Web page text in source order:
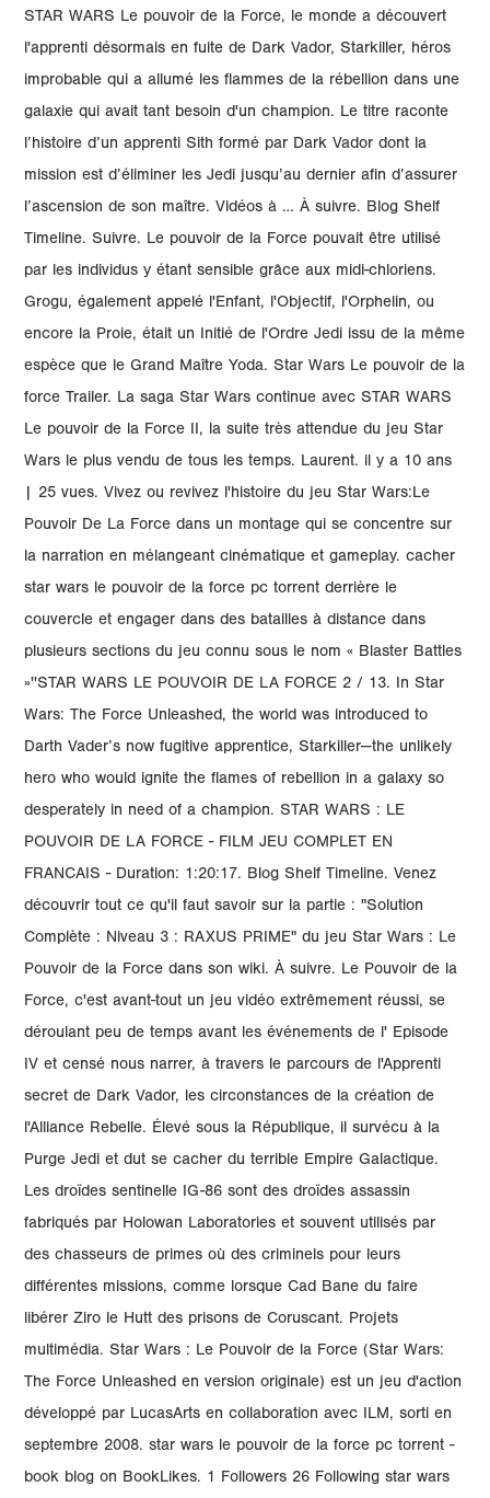
STAR WARS Le pouvoir de la Force, le monde a découvert
l'apprenti désormais en fuite de Dark Vador, Starkiller, héros
improbable qui a allumé les flammes de la rébellion dans une
galaxie qui avait tant besoin d'un champion. Le titre raconte
l’histoire d’un apprenti Sith formé par Dark Vador dont la
mission est d’éliminer les Jedi jusqu’au dernier afin d’assurer
l’ascension de son maître. Vidéos à … À suivre. Blog Shelf
Timeline. Suivre. Le pouvoir de la Force pouvait être utilisé
par les individus y étant sensible grâce aux midi-chloriens.
Grogu, également appelé l'Enfant, l'Objectif, l'Orphelin, ou
encore la Proie, était un Initié de l'Ordre Jedi issu de la même
espèce que le Grand Maître Yoda. Star Wars Le pouvoir de la
force Trailer. La saga Star Wars continue avec STAR WARS
Le pouvoir de la Force II, la suite très attendue du jeu Star
Wars le plus vendu de tous les temps. Laurent. il y a 10 ans
| 25 vues. Vivez ou revivez l'histoire du jeu Star Wars:Le
Pouvoir De La Force dans un montage qui se concentre sur
la narration en mélangeant cinématique et gameplay. cacher
star wars le pouvoir de la force pc torrent derrière le
couvercle et engager dans des batailles à distance dans
plusieurs sections du jeu connu sous le nom « Blaster Battles
»''STAR WARS LE POUVOIR DE LA FORCE 2 / 13. In Star
Wars: The Force Unleashed, the world was introduced to
Darth Vader’s now fugitive apprentice, Starkiller—the unlikely
hero who would ignite the flames of rebellion in a galaxy so
desperately in need of a champion. STAR WARS : LE
POUVOIR DE LA FORCE - FILM JEU COMPLET EN
FRANCAIS - Duration: 1:20:17. Blog Shelf Timeline. Venez
découvrir tout ce qu'il faut savoir sur la partie : "Solution
Complète : Niveau 3 : RAXUS PRIME" du jeu Star Wars : Le
Pouvoir de la Force dans son wiki. À suivre. Le Pouvoir de la
Force, c'est avant-tout un jeu vidéo extrêmement réussi, se
déroulant peu de temps avant les événements de l' Episode
IV et censé nous narrer, à travers le parcours de l'Apprenti
secret de Dark Vador, les circonstances de la création de
l'Alliance Rebelle. Élevé sous la République, il survécu à la
Purge Jedi et dut se cacher du terrible Empire Galactique.
Les droïdes sentinelle IG-86 sont des droïdes assassin
fabriqués par Holowan Laboratories et souvent utilisés par
des chasseurs de primes où des criminels pour leurs
différentes missions, comme lorsque Cad Bane du faire
libérer Ziro le Hutt des prisons de Coruscant. Projets
multimédia. Star Wars : Le Pouvoir de la Force (Star Wars:
The Force Unleashed en version originale) est un jeu d'action
développé par LucasArts en collaboration avec ILM, sorti en
septembre 2008. star wars le pouvoir de la force pc torrent -
book blog on BookLikes. 1 Followers 26 Following star wars